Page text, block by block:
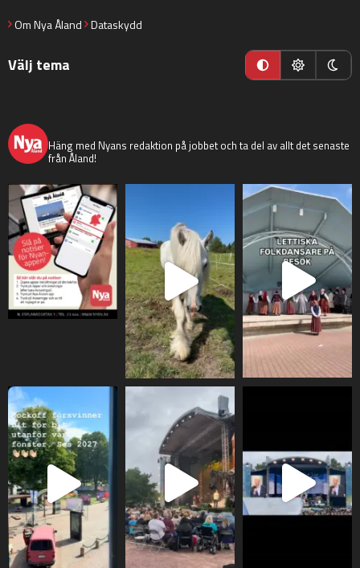
Om Nya Åland Dataskydd
Välj tema
Häng med Nyans redaktion på jobbet och ta del av allt det senaste
från Åland!